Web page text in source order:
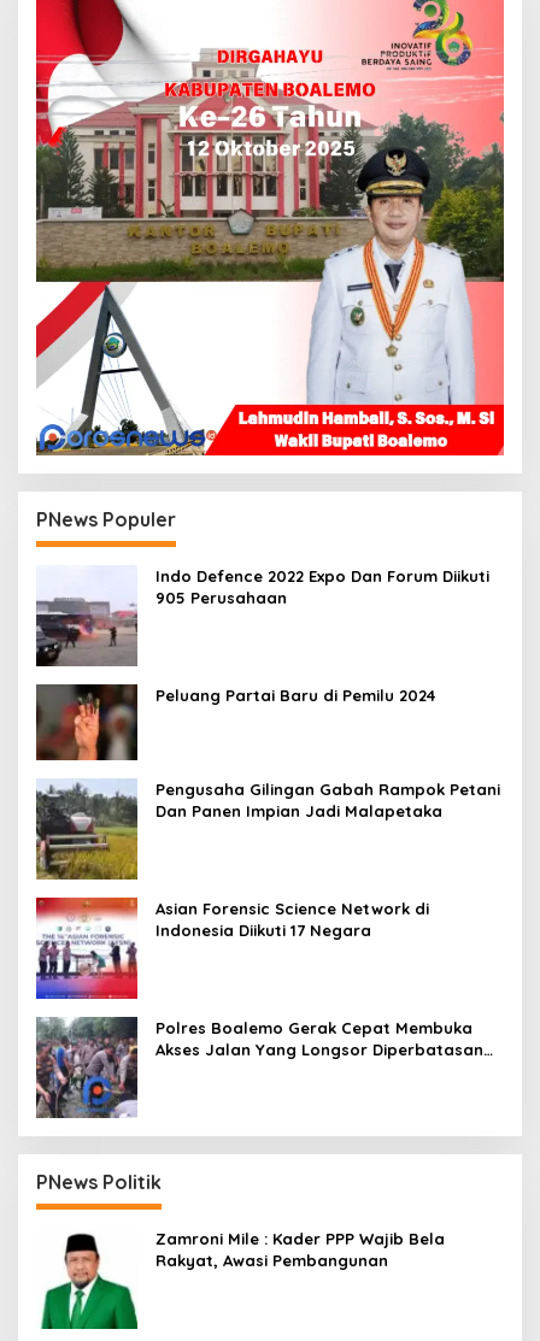
PNews Populer
Indo Defence 2022 Expo Dan Forum Diikuti
905 Perusahaan
Peluang Partai Baru di Pemilu 2024
Pengusaha Gilingan Gabah Rampok Petani
Dan Panen Impian Jadi Malapetaka
Asian Forensic Science Network di
Indonesia Diikuti 17 Negara
Polres Boalemo Gerak Cepat Membuka
Akses Jalan Yang Longsor Diperbatasan
PNews Politik
Zamroni Mile : Kader PPP Wajib Bela
Rakyat, Awasi Pembangunan